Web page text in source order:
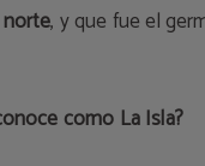
, y que fue el
como La Isla?